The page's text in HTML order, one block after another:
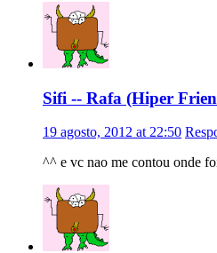
Sifi -- Rafa (Hiper
19 agosto, 2012 at 22:50
^^ e vc nao me contou onde